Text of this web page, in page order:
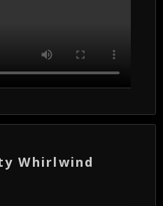
Whirlwind